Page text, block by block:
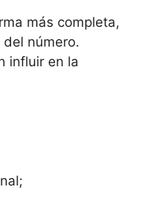
más completa,
número.
influir en la